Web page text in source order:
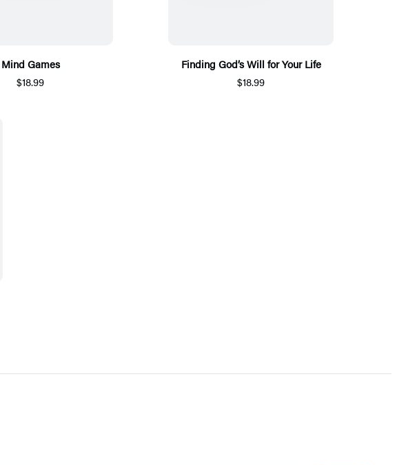
Mind Games
$18.99
Finding God’s Will for Your Life
$18.99